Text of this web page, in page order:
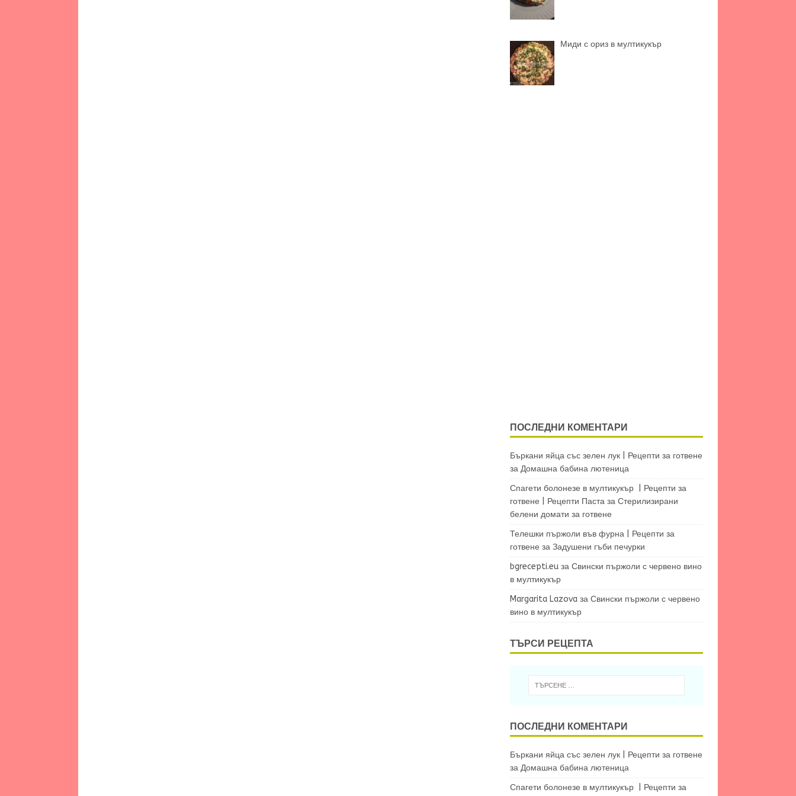
Миди с ориз в мултикукър
ПОСЛЕДНИ КОМЕНТАРИ
Бъркани яйца със зелен лук | Рецепти за готвене
за Домашна бабина лютеница
Спагети болонезе в мултикукър | Рецепти за
готвене | Рецепти Пастаза Стерилизирани
белени домати за готвене
Телешки пържоли във фурна | Рецепти за
готвене за Задушени гъби печурки
bgrecepti.euза Свински пържоли с червено вино
в мултикукър
Margarita Lazovaза Свински пържоли с червено
вино в мултикукър
ТЪРСИ РЕЦЕПТА
ПОСЛЕДНИ КОМЕНТАРИ
Бъркани яйца със зелен лук | Рецепти за готвене
за Домашна бабина лютеница
Спагети болонезе в мултикукър | Рецепти за